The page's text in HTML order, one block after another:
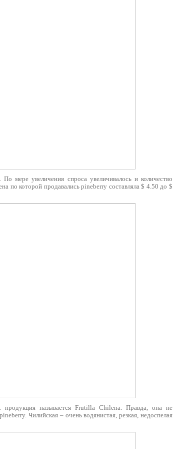
мере увеличения спроса увеличивалось и количество
по которой продавались pineberry составляла $ 4.50 до $
называется Frutilla Chilena. Правда, она не
Чилийская – очень водянистая, резкая, недоспелая